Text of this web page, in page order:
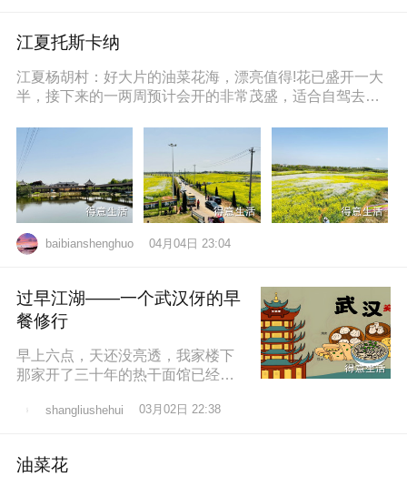
江夏托斯卡纳
江夏杨胡村：好大片的油菜花海，漂亮值得!花已盛开一大
半，接下来的一两周预计会开的非常茂盛，适合自驾去拍
baibianshenghuo 04月04日 23:04
过早江湖——一个武汉伢的早
餐修行
早上六点，天还没亮透，我家楼下
那家开了三十年的热干面馆已经排
速快得像弹钢琴。一勺芝麻酱、半
shangliushehui 03月02日 22:38
油菜花